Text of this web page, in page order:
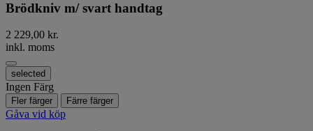
Brödkniv m/ svart handtag
2 229,00 kr.
inkl. moms
selected
Ingen Färg
Fler färger Färre färger
Gåva vid köp